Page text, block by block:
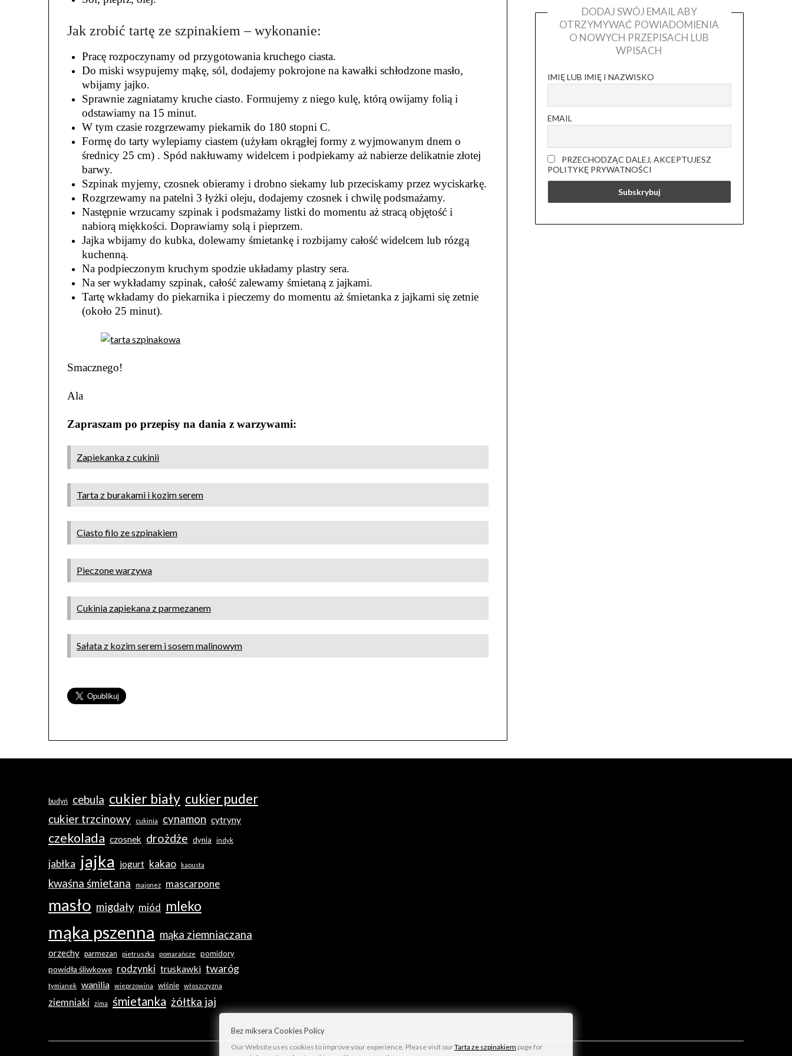
Jak zrobić tartę ze szpinakiem – wykonanie:
Pracę rozpoczynamy od przygotowania kruchego ciasta.
Do miski wsypujemy mąkę, sól, dodajemy pokrojone na kawałki schłodzone masło,
wbijamy jajko.
Sprawnie zagniatamy kruche ciasto. Formujemy z niego kulę, którą owijamy folią i
odstawiamy na 15 minut.
W tym czasie rozgrzewamy piekarnik do 180 stopni C.
Formę do tarty wylepiamy ciastem (użyłam okrągłej formy z wyjmowanym dnem o
średnicy 25 cm) . Spód nakłuwamy widelcem i podpiekamy aż nabierze delikatnie złotej
barwy.
Szpinak myjemy, czosnek obieramy i drobno siekamy lub przeciskamy przez wyciskarkę.
Rozgrzewamy na patelni 3 łyżki oleju, dodajemy czosnek i chwilę podsmażamy.
Następnie wrzucamy szpinak i podsmażamy listki do momentu aż stracą objętość i
nabiorą miękkości. Doprawiamy solą i pieprzem.
Jajka wbijamy do kubka, dolewamy śmietankę i rozbijamy całość widelcem lub rózgą
kuchenną.
Na podpieczonym kruchym spodzie układamy plastry sera.
Na ser wykładamy szpinak, całość zalewamy śmietaną z jajkami.
Tartę wkładamy do piekarnika i pieczemy do momentu aż śmietanka z jajkami się zetnie
(około 25 minut).
Smacznego!
Ala
Zapraszam po przepisy na dania z warzywami:
Zapiekanka z cukinii
Tarta z burakami i kozim serem
Ciasto filo ze szpinakiem
Pieczone warzywa
Cukinia zapiekana z parmezanem
Sałata z kozim serem i sosem malinowym
DODAJ SWÓJ EMAIL ABY
OTRZYMYWAĆ POWIADOMIENIA
O NOWYCH PRZEPISACH LUB
WPISACH
IMIĘ LUB IMIĘ I NAZWISKO
EMAIL
PRZECHODZĄC DALEJ, AKCEPTUJESZ
POLITYKĘ PRYWATNOŚCI
budyń cebula cukier biały cukier puder
cukier trzcinowy cukinia cynamon cytryny
czekolada czosnek drożdże dynia indyk
jabłka jajka jogurt kakao kapusta
kwaśna śmietana majonez mascarpone
masło migdały miód mleko
mąka pszenna mąka ziemniaczana
orzechy parmezan pietruszka pomarańcze pomidory
powidła śliwkowe rodzynki truskawki twaróg
tymianek wanilia wieprzowina wiśnie włoszczyzna
ziemniaki zima śmietanka żółtka jaj